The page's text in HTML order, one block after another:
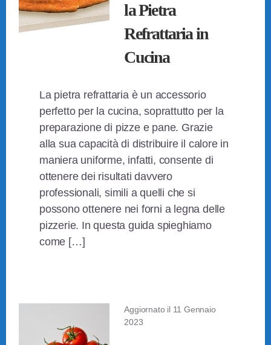
la Pietra
Refrattaria in
Cucina
La pietra refrattaria è un accessorio
perfetto per la cucina, soprattutto per la
preparazione di pizze e pane. Grazie
alla sua capacità di distribuire il calore in
maniera uniforme, infatti, consente di
ottenere dei risultati davvero
professionali, simili a quelli che si
possono ottenere nei forni a legna delle
pizzerie. In questa guida spieghiamo
come […]
Aggiornato il 11 Gennaio
2023